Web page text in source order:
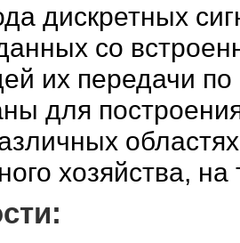
дискретных
со
их передачи
для
хозяйства, на